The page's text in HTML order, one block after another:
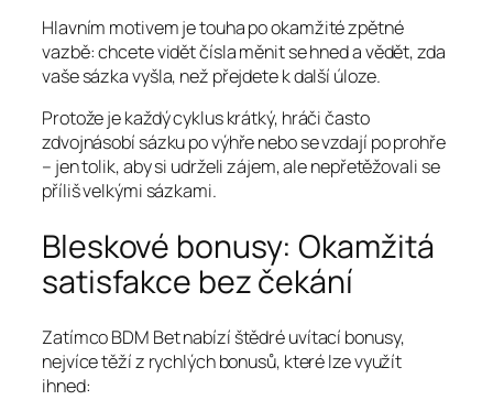
Hlavním motivem je touha po okamžité zpětné
vazbě: chcete vidět čísla měnit se hned a vědět, zda
vaše sázka vyšla, než přejdete k další úloze.
Protože je každý cyklus krátký, hráči často
zdvojnásobí sázku po výhře nebo se vzdají po prohře
– jen tolik, aby si udrželi zájem, ale nepřetěžovali se
příliš velkými sázkami.
Bleskové bonusy: Okamžitá
satisfakce bez čekání
Zatímco BDM Bet nabízí štědré uvítací bonusy,
nejvíce těží z rychlých bonusů, které lze využít
ihned: